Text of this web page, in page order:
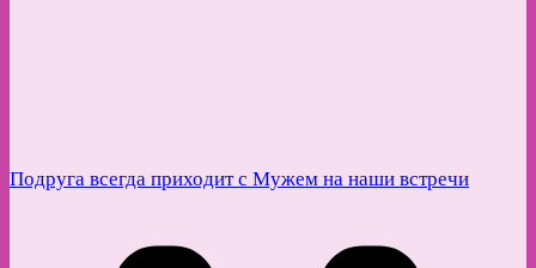
Подруга всегда приходит с Мужем на наши встречи